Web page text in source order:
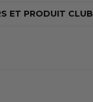
ET PRODUIT CLUB